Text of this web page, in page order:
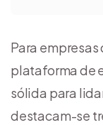
Para empresas
plataforma de
sólida para
destacam-se